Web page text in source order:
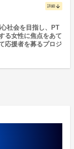
詳細 arrow_downward
社会を目指し、PT
る女性に焦点をあて
応援者を募るプロジ